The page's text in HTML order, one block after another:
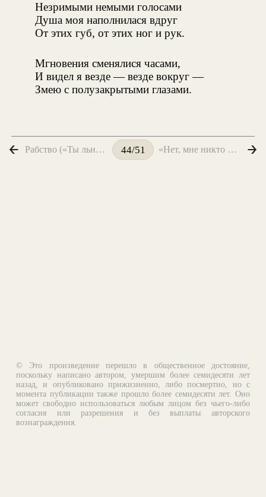
Незримыми немыми голосами
Душа моя наполнилася вдруг
От этих губ, от этих ног и рук.
Мгновения сменялися часами,
И видел я везде — везде вокруг —
Змею с полузакрытыми глазами.
Рабство («Ты льнешь ко мне, как гибкая лоза...») 44/51 «Нет, мне никто не сделал столько зла...»
© Это произведение перешло в общественное достояние,
поскольку написано автором, умершим более семидесяти лет
назад, и опубликовано прижизненно, либо посмертно, но с
момента публикации также прошло более семидесяти лет. Оно
может свободно использоваться любым лицом без чьего-либо
согласия или разрешения и без выплаты авторского
вознаграждения.